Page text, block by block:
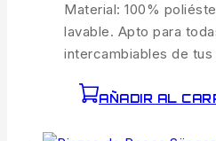
Material: 100%
lavable. Apto para
intercambiables de tus
AÑADIR AL